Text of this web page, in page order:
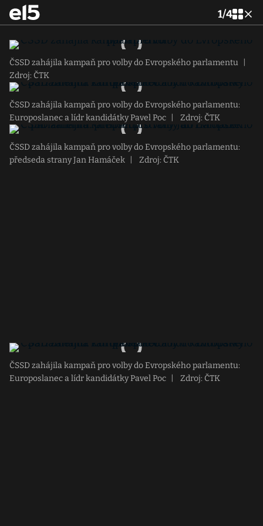
1/4
ČSSD zahájila kampaň pro volby do Evropského parlamentu
Zdroj: ČTK
ČSSD zahájila kampaň pro volby do Evropského parlamentu:
Europoslanec a lídr kandidátky Pavel Poc
Zdroj: ČTK
ČSSD zahájila kampaň pro volby do Evropského parlamentu:
předseda strany Jan Hamáček
Zdroj: ČTK
ČSSD zahájila kampaň pro volby do Evropského parlamentu:
Europoslanec a lídr kandidátky Pavel Poc
Zdroj: ČTK